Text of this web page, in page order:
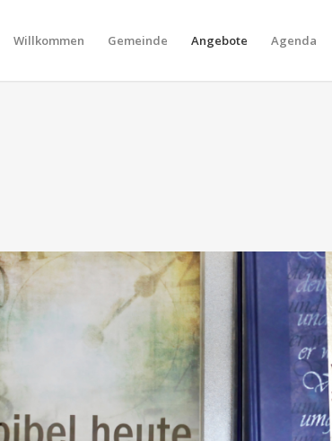
Willkommen Gemeinde Angebote Agenda